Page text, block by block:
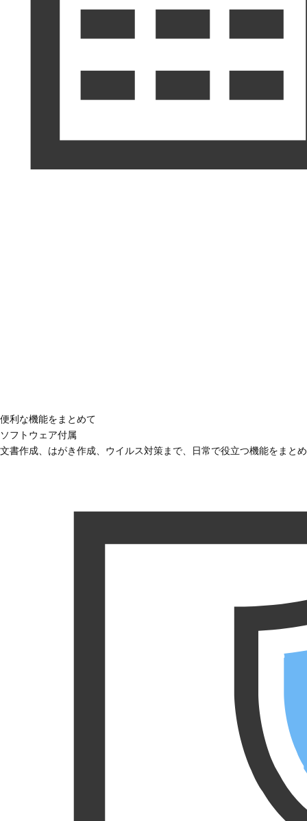
便利な機能をまとめて
ソフトウェア付属
文書作成、はがき作成、ウイルス対策まで、日常で役立つ機能をまと